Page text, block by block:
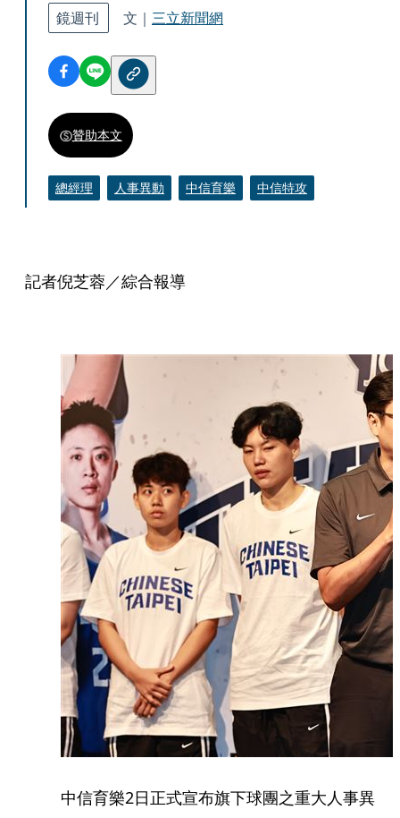
鏡週刊 文｜ 三立新聞網
贊助本文
總經理 人事異動 中信育樂 中信特攻
記者倪芝蓉／綜合報導
中信育樂2日正式宣布旗下球團之重大人事異